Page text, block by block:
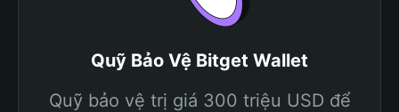
Quỹ Bảo Vệ Bitget Wallet
Quỹ bảo vệ trị giá 300 triệu USD để